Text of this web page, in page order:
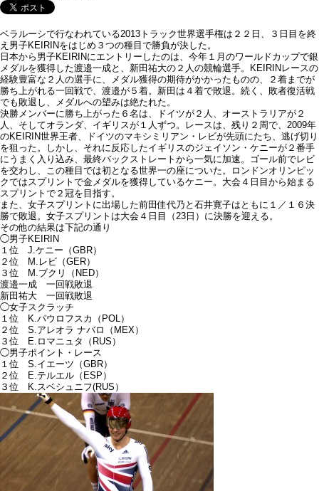
ベラルーシで行なわれている2013トラック世界選手権は２２日、３日目を終
え男子KEIRINをはじめ３つの種目で勝負が決した。
日本から男子KEIRINにエントリーしたのは、今年１月のワールドカップで銀
メダルを獲得した渡邉一成と、新田祐大の２人の競輪選手。KEIRINレースの
経験豊富な２人の選手に、メダル獲得の期待がかかったものの、２着までが
勝ち上がれる一回戦で、渡邉が５着。新田は４着で敗退。続く、敗者復活戦
でも敗退し、メダルへの望みは絶たれた。
決勝メンバーに勝ち上がった６名は、ドイツが２人、オーストラリアが２
人、そしてオランダ、イギリスが１人ずつ。レースは、残り２周で、2009年
のKEIRIN世界王者、ドイツのマキシミリアン・レビが先頭にたち、逃げ切り
を狙った。しかし、それに反応したイギリスのジェイソン・ケニーが２番手
にうまく入り込み、最終バックストレートから一気に加速。ゴール前でレビ
を交わし、この種目では初となる世界一の座についた。ロンドンオリンピッ
クではスプリントで金メダルを獲得しているケニー。大会４日目から始まる
スプリントで２冠を目指す。
また、女子スプリントに出場した前田佳代乃と石井寛子はともに１／１６決
勝で敗退。女子スプリントは大会４日目（23日）に決勝を迎える。
その他の結果は下記の通り
◯男子KEIRIN
１位 J.ケニー（GBR）
２位 M.レビ（GER）
３位 M.ブクリ（NED）
渡邉一成 一回戦敗退
新田祐大 一回戦敗退
◯女子スクラッチ
１位 K.パウロフスカ（POL）
２位 S.アレオラ ナバロ（MEX）
３位 E.ロマニュタ（RUS）
◯男子ポイント・レース
１位 S.イエーツ（GBR）
２位 E.テルエル（ESP）
３位 K.スベシュニフ(RUS）